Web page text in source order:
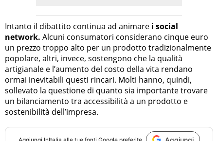
Intanto il dibattito continua ad animare i social
network. Alcuni consumatori considerano cinque euro
un prezzo troppo alto per un prodotto tradizionalmente
popolare, altri, invece, sostengono che la qualità
artigianale e l’aumento del costo della vita rendano
ormai inevitabili questi rincari. Molti hanno, quindi,
sollevato la questione di quanto sia importante trovare
un bilanciamento tra accessibilità a un prodotto e
sostenibilità dell’impresa.